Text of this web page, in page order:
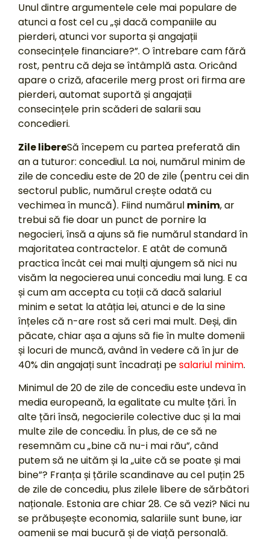
Unul dintre argumentele cele mai populare de
atunci a fost cel cu „și dacă companiile au
pierderi, atunci vor suporta și angajații
consecințele financiare?”. O întrebare cam fără
rost, pentru că deja se întâmplă asta. Oricând
apare o criză, afacerile merg prost ori firma are
pierderi, automat suportă și angajații
consecințele prin scăderi de salarii sau
concedieri.
Zile libereSă începem cu partea preferată din
an a tuturor: concediul. La noi, numărul minim de
zile de concediu este de 20 de zile (pentru cei din
sectorul public, numărul crește odată cu
vechimea în muncă). Fiind numărul minim, ar
trebui să fie doar un punct de pornire la
negocieri, însă a ajuns să fie numărul standard în
majoritatea contractelor. E atât de comună
practica încât cei mai mulți ajungem să nici nu
visăm la negocierea unui concediu mai lung. E ca
și cum am accepta cu toții că dacă salariul
minim e setat la atâția lei, atunci e de la sine
înțeles că n-are rost să ceri mai mult. Deși, din
păcate, chiar așa a ajuns să fie în multe domenii
și locuri de muncă, având în vedere că în jur de
40% din angajați sunt încadrați pesalariul minim.
Minimul de 20 de zile de concediu este undeva în
media europeană, la egalitate cu multe țări. În
alte țări însă, negocierile colective duc și la mai
multe zile de concediu. În plus, de ce să ne
resemnăm cu „bine că nu-i mai rău”, când
putem să ne uităm și la „uite că se poate și mai
bine”? Franța și țările scandinave au cel puțin 25
de zile de concediu, plus zilele libere de sărbători
naționale. Estonia are chiar 28. Ce să vezi? Nici nu
se prăbușește economia, salariile sunt bune, iar
oamenii se mai bucură și de viață personală.